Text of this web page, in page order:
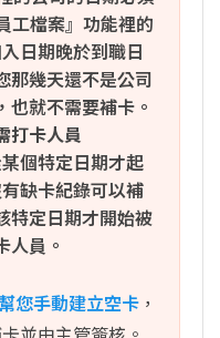
工檔案』功能裡的
日期晚於到職日
那幾天還不是公司
也就不需要補卡。
打卡人員
個特定日期才起
缺卡紀錄可以補
特定日期才開始被
人員。
您手動建立空卡 ，